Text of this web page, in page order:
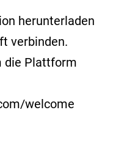
herunterladen
verbinden.
die Plattform
welcome